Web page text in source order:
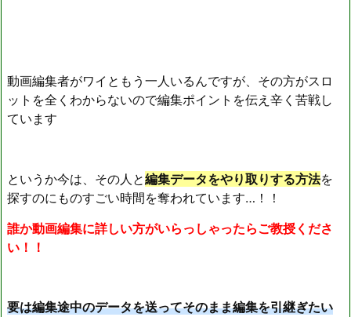
動画編集者がワイともう一人いるんですが、その方がスロ
ットを全くわからないので編集ポイントを伝え辛く苦戦し
ています
というか今は、その人と編集データをやり取りする方法を
探すのにものすごい時間を奪われています…！！
誰か動画編集に詳しい方がいらっしゃったらご教授くださ
い！！
要は編集途中のデータを送ってそのまま編集を引継ぎたい